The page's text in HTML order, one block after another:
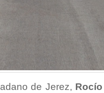
de Jerez,